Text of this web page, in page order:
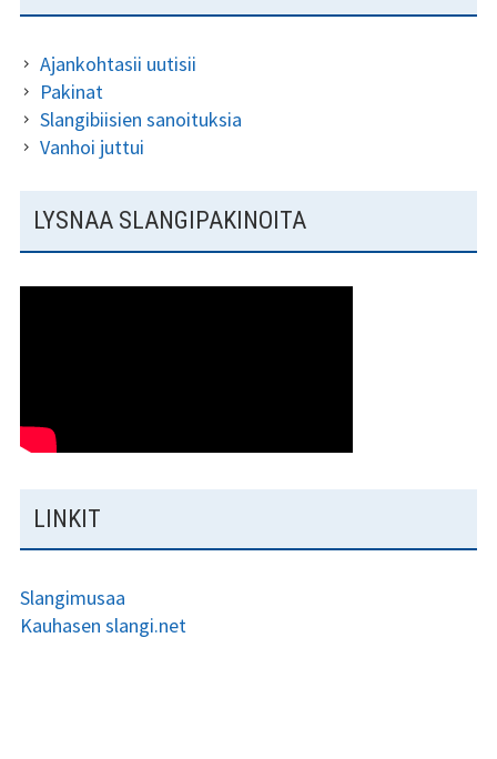
Stadin Slangi tv
Lafka
Yhteystiedot
Ajankohtasii uutisii
Pakinat
Slangibiisien sanoituksia
Vanhoi juttui
LYSNAA SLANGIPAKINOITA
LINKIT
Slangimusaa
Kauhasen slangi.net